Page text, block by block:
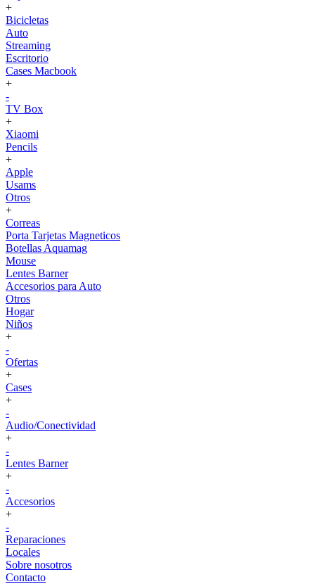
+
Bicicletas
Auto
Streaming
Escritorio
Cases Macbook
+
-
TV Box
+
Xiaomi
Pencils
+
Apple
Usams
Otros
+
Correas
Porta Tarjetas Magneticos
Botellas Aquamag
Mouse
Lentes Barner
Accesorios para Auto
Otros
Hogar
Niños
+
-
Ofertas
+
Cases
+
-
Audio/Conectividad
+
-
Lentes Barner
+
-
Accesorios
+
-
Reparaciones
Locales
Sobre nosotros
Contacto